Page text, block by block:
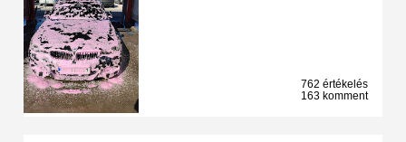
762 értékelés
163 komment